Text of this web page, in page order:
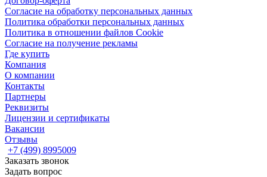
Согласие на обработку персональных данных
Политика обработки персональных данных
Политика в отношении файлов Cookie
Согласие на получение рекламы
Где купить
Компания
О компании
Контакты
Партнеры
Реквизиты
Лицензии и сертификаты
Вакансии
Отзывы
+7 (499) 8995009
Заказать звонок
Задать вопрос